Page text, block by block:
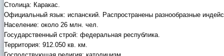
Столица: Каракас.
Официальный язык: испанский. Распространены разнообразные
Население: около 26 млн. чел.
Государственный строй: федеральная республика.
Территория: 912.050 кв. км.